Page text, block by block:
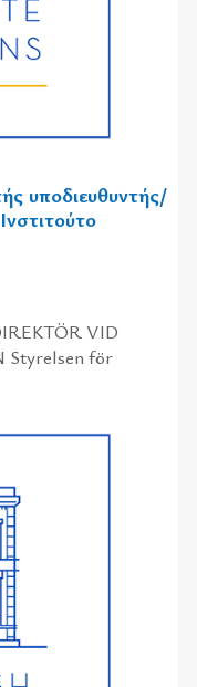
υποδιευθυντής/
VID
Styrelsen för